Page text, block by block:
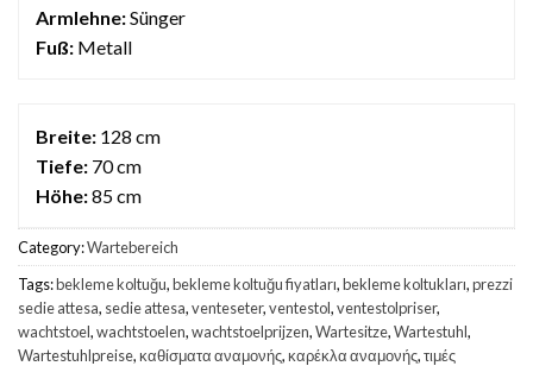
Armlehne:Sünger
Fuß: Metall
Breite: 128 cm
Tiefe: 70 cm
Höhe:85 cm
Category:Wartebereich
Tags:bekleme koltuğu,bekleme koltuğu fiyatları,bekleme koltukları,prezzi
sedie attesa, sedie attesa,venteseter,ventestol,ventestolpriser,
wachtstoel,wachtstoelen,wachtstoelprijzen,Wartesitze,Wartestuhl,
Wartestuhlpreise,καθίσματα αναμονής,καρέκλα αναμονής,τιμές